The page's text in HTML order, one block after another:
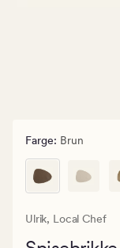
Farge: Brun
Ulrik, Local Chef